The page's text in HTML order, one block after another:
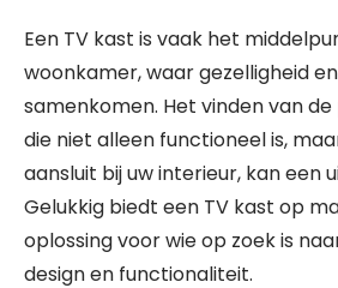
Een TV kast is vaak het
woonkamer, waar gezelligheid
samenkomen. Het vinden van
die niet alleen functioneel is,
aansluit bij uw interieur, kan een
Gelukkig biedt een TV kast op
oplossing voor wie op zoek is
design en functionaliteit.